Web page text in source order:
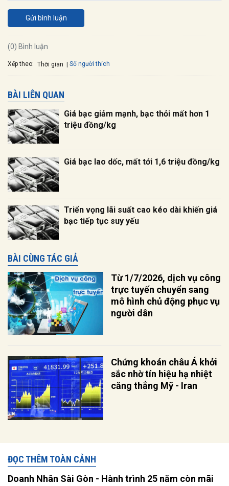
Gửi bình luận
(0) Bình luận
Xếp theo: Thời gian Số người thích
BÀI LIÊN QUAN
Giá bạc giảm mạnh, bạc thỏi mất hơn 1
triệu đồng/kg
Giá bạc lao dốc, mất tới 1,6 triệu đồng/kg
Triển vọng lãi suất cao kéo dài khiến giá
bạc tiếp tục suy yếu
BÀI CÙNG TÁC GIẢ
Từ 1/7/2026, dịch vụ công
trực tuyến chuyển sang
mô hình chủ động phục vụ
người dân
Chứng khoán châu Á khởi
sắc nhờ tín hiệu hạ nhiệt
căng thẳng Mỹ - Iran
ĐỌC THÊM TOÀN CẢNH
Doanh Nhân Sài Gòn - Hành trình 25 năm còn mãi